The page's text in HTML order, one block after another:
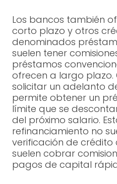
Los bancos también
corto plazo y otros
denominados
suelen tener
préstamos
ofrecen a largo plazo.
solicitar un adelanto
permite obtener un
límite que se
del próximo salario.
refinanciamiento no
verificación de
suelen cobrar
pagos de capital